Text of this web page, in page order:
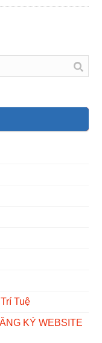
Tuệ
KÝ WEBSITE